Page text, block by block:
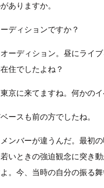
ありますか。
ディションですか？
ーディション。昼にライ
住でしたよね？
京に来てますね。何かのイ
ースも前の方でしたね。
ンバーが違うんだ。最初
いときの強迫観念に突き
。今、当時の自分の振る